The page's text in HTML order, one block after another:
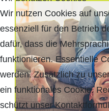
Wir nutzen Cookies auf
essenziell für den Betrieb
dafür, dass die
funktionieren. Essentielle
werden. Zusätzlich zu
ein funktionales Cookie.
schützt unser